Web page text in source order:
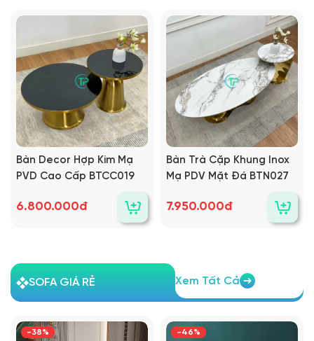
Bàn Decor Hợp Kim Mạ
PVD Cao Cấp BTCC019
6.800.000đ
Bàn Trà Cặp Khung Inox
Mạ PDV Mặt Đá BTN027
7.950.000đ
SOFA GIÁ RẺ Xem Tất Cả
-38% -46%